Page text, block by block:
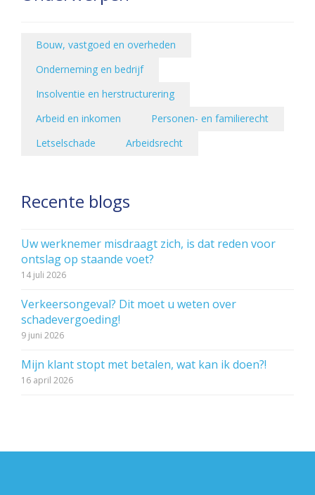
Bouw, vastgoed en overheden
Onderneming en bedrijf
Insolventie en herstructurering
Arbeid en inkomen
Personen- en familierecht
Letselschade
Arbeidsrecht
Recente blogs
Uw werknemer misdraagt zich, is dat reden voor
ontslag op staande voet?
14 juli 2026
Verkeersongeval? Dit moet u weten over
schadevergoeding!
9 juni 2026
Mijn klant stopt met betalen, wat kan ik doen?!
16 april 2026